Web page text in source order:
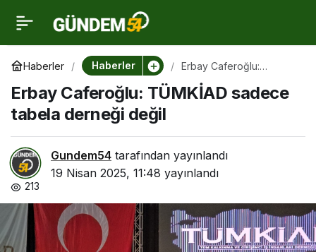
Haberler Haberler
Erbay Caferoğlu:
derneği değil
Erbay Caferoğlu: TÜMKİAD sadece
tabela derneği değil
Gundem54 tarafından yayınlandı
19 Nisan 2025, 11:48 yayınlandı
213
Erbay Caferoğlu:
TÜMKİAD sadece tabela
derneği değil